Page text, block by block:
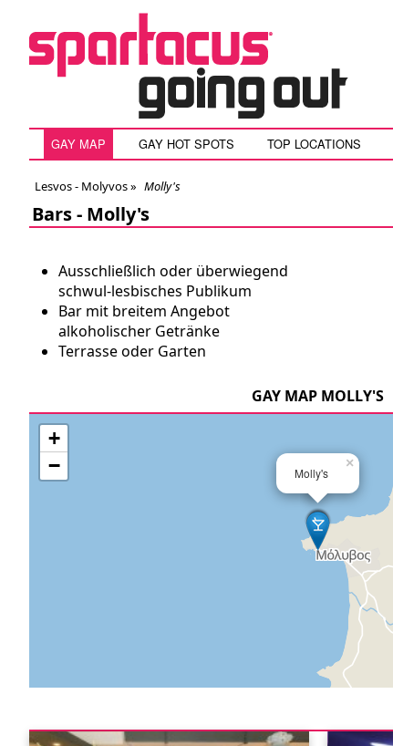
GAY MAP GAY HOT SPOTS TOP LOCATIONS
Lesvos - Molyvos» Molly's
Bars - Molly's
Ausschließlich oder überwiegend
schwul-lesbisches Publikum
Bar mit breitem Angebot
alkoholischer Getränke
Terrasse oder Garten
GAY MAP MOLLY'S
Molly's
×
+
−